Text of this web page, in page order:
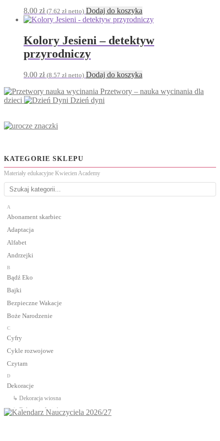
8.00 zł (7.62 zł netto) Dodaj do koszyka
Kolory Jesieni – detektyw
przyrodniczy
9.00 zł (8.57 zł netto) Dodaj do koszyka
Przetwory – nauka wycinania dla
dzieci
Dzień dyni
KATEGORIE SKLEPU
Materiały edukacyjne Kwiecien Academy
A
Abonament skarbiec
Adaptacja
Alfabet
Andrzejki
B
Bądź Eko
Bajki
Bezpieczne Wakacje
Boże Narodzenie
C
Cyfry
Cykle rozwojowe
Czytam
D
Dekoracje
↳ Dekoracja wiosna
↳ Dekoracje Jesień